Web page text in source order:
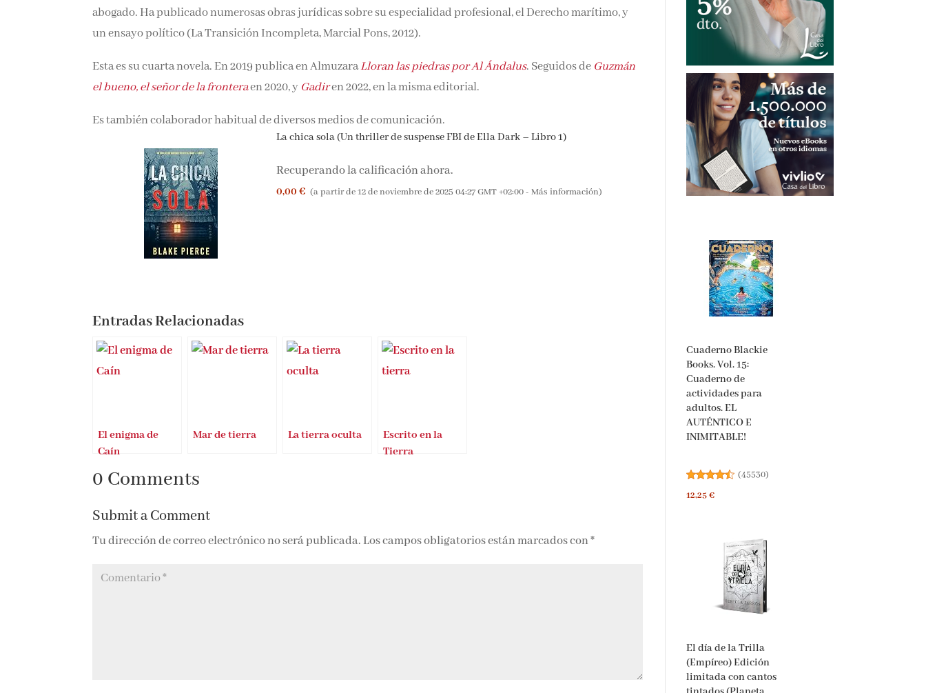
abogado. Ha publicado numerosas obras jurídicas sobre su especialidad profesional, el Derecho marítimo, y
un ensayo político (La Transición Incompleta, Marcial Pons, 2012).
Esta es su cuarta novela. En 2019 publica en AlmuzaraLloran las piedras por Al Ándalus. Seguidos de Guzmán
el bueno, el señor de la fronteraen 2020, y Gadiren 2022, en la misma editorial.
Es también colaborador habitual de diversos medios de comunicación.
La chica sola (Un thriller de suspense FBI de Ella Dark – Libro 1)
Recuperando la calificación ahora.
0,00 € (a partir de 12 de noviembre de 2025 04:27 GMT +02:00 -Más información)
Entradas Relacionadas
El enigma de
Caín
Mar de tierra La tierra oculta
Escrito en la
Tierra
0 Comments
Submit a Comment
Tu dirección de correo electrónico no será publicada.Los campos obligatorios están marcados con*
Cuaderno Blackie
Books. Vol. 15:
Cuaderno de
actividades para
adultos. EL
AUTÉNTICO E
INIMITABLE!
( 45530
El día de la Trilla
(Empíreo) Edición
limitada con cantos
tintados (Planeta